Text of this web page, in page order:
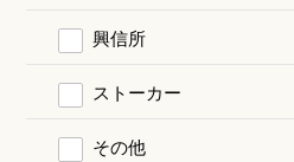
興信所
ストーカー
その他